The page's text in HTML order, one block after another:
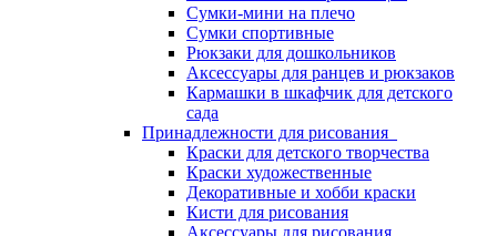
Сумки-мини на плечо
Сумки спортивные
Рюкзаки для дошкольников
Аксессуары для ранцев и рюкзаков
Кармашки в шкафчик для детского
сада
Принадлежности для рисования
Краски для детского творчества
Краски художественные
Декоративные и хобби краски
Кисти для рисования
Аксессуары для рисования